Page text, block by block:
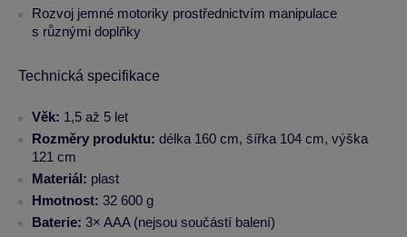
Rozvoj jemné motoriky prostřednictvím manipulace
s různými doplňky
Technická specifikace
Věk: 1,5 až 5 let
Rozměry produktu: délka 160 cm, šířka 104 cm, výška
121 cm
Materiál: plast
Hmotnost: 32 600 g
Baterie: 3× AAA (nejsou součástí balení)